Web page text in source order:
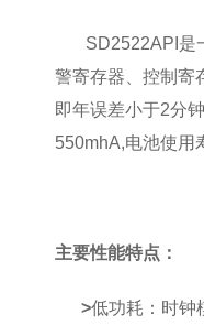
SD2522API是一
警寄存器、控制寄
即年误差小于2分
550mhA,电池使
主要性能特点：
>低功耗：时钟